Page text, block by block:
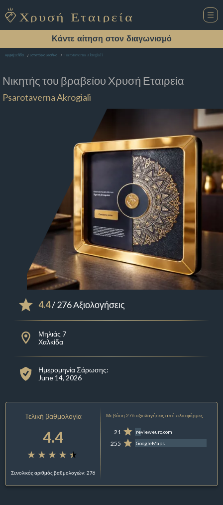
Κάντε αίτηση στον διαγωνισμό
Αρχική Σελίδα Εστιατόριο Βασιλικο Psarotaverna Akrogiali
Νικητής του βραβείου Χρυσή Εταιρεία
Psarotaverna Akrogiali
4.4/ 276 Αξιολογήσεις
Μηλιάς 7
Χαλκίδα
Ημερομηνία Σάρωσης:
June 14, 2026
Τελική βαθμολογία
4.4
Συνολικός αριθμός βαθμολογιών: 276
Με βάση 276 αξιολογήσεις από πλατφόρμες:
21 revieweuro.com
255 GoogleMaps